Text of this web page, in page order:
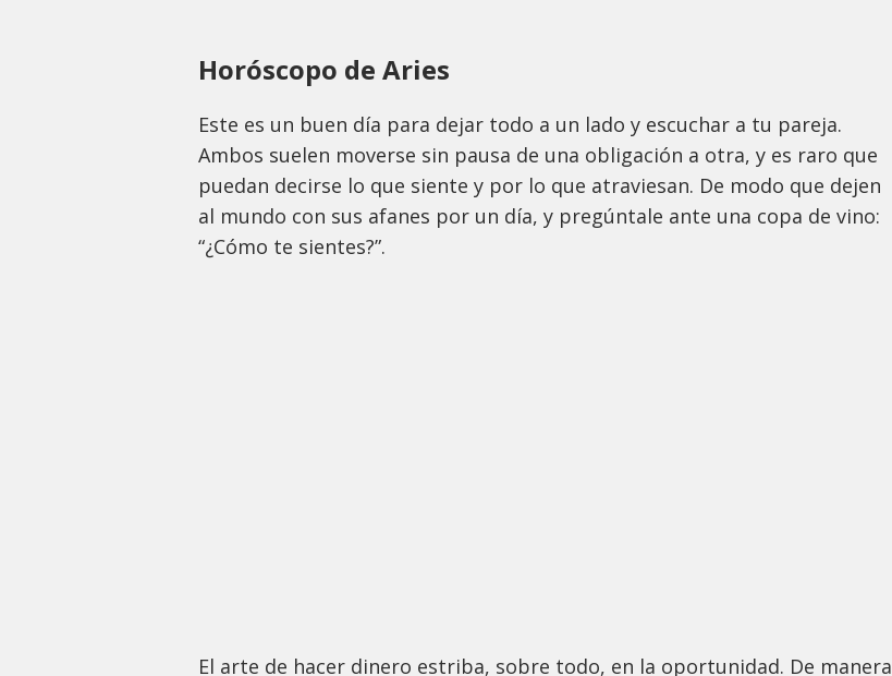
Horóscopo de Aries
Este es un buen día para dejar todo a un lado y escuchar a tu pareja.
Ambos suelen moverse sin pausa de una obligación a otra, y es raro que
puedan decirse lo que siente y por lo que atraviesan. De modo que dejen
al mundo con sus afanes por un día, y pregúntale ante una copa de vino:
“¿Cómo te sientes?”.
El arte de hacer dinero estriba, sobre todo, en la oportunidad. De manera